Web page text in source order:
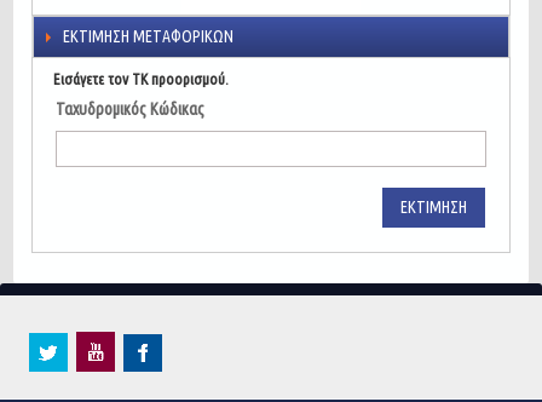
ΕΚΤΊΜΗΣΗ ΜΕΤΑΦΟΡΙΚΏΝ
Εισάγετε τον ΤΚ προορισμού.
Ταχυδρομικός Κώδικας
ΕΚΤΊΜΗΣΗ